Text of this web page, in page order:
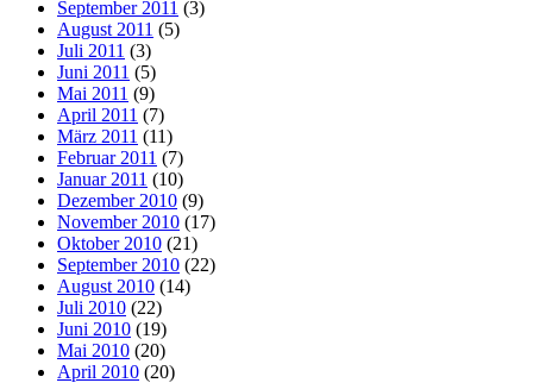
September 2011 (3)
August 2011 (5)
Juli 2011 (3)
Juni 2011 (5)
Mai 2011 (9)
April 2011 (7)
März 2011 (11)
Februar 2011 (7)
Januar 2011 (10)
Dezember 2010 (9)
November 2010 (17)
Oktober 2010 (21)
September 2010 (22)
August 2010 (14)
Juli 2010 (22)
Juni 2010 (19)
Mai 2010 (20)
April 2010 (20)